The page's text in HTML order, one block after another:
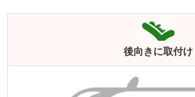
後向きに取付け